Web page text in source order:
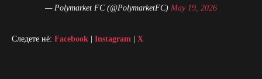
— Polymarket FC (@PolymarketFC) May 19, 2026
Следете нè: Facebook | Instagram | X